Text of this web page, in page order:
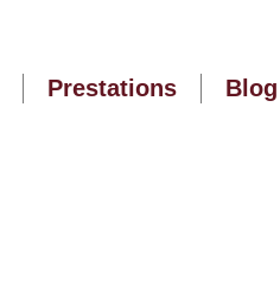
Prestations Blog